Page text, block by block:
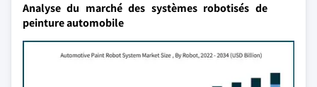
Analyse du marché des systèmes robotisés de
peinture automobile